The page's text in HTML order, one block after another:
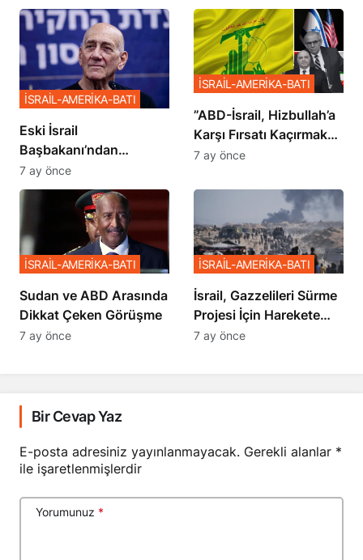
Eski İsrail
Başbakanı’ndan
Netanyahu’ya Ağır
Sözler
İSRAİL-AMERİKA-BATI
7 ay önce
​​​​​​​”ABD-İsrail, Hizbullah’a
Karşı Fırsatı Kaçırmak
İstemiyor”
İSRAİL-AMERİKA-BATI
7 ay önce
Sudan ve ABD Arasında
Dikkat Çeken Görüşme
İSRAİL-AMERİKA-BATI
7 ay önce
İsrail, Gazzelileri Sürme
Projesi İçin Harekete
Geçti
İSRAİL-AMERİKA-BATI
7 ay önce
Bir Cevap Yaz
E-posta adresiniz yayınlanmayacak. Gerekli alanlar *
ile işaretlenmişlerdir
Yorumunuz *